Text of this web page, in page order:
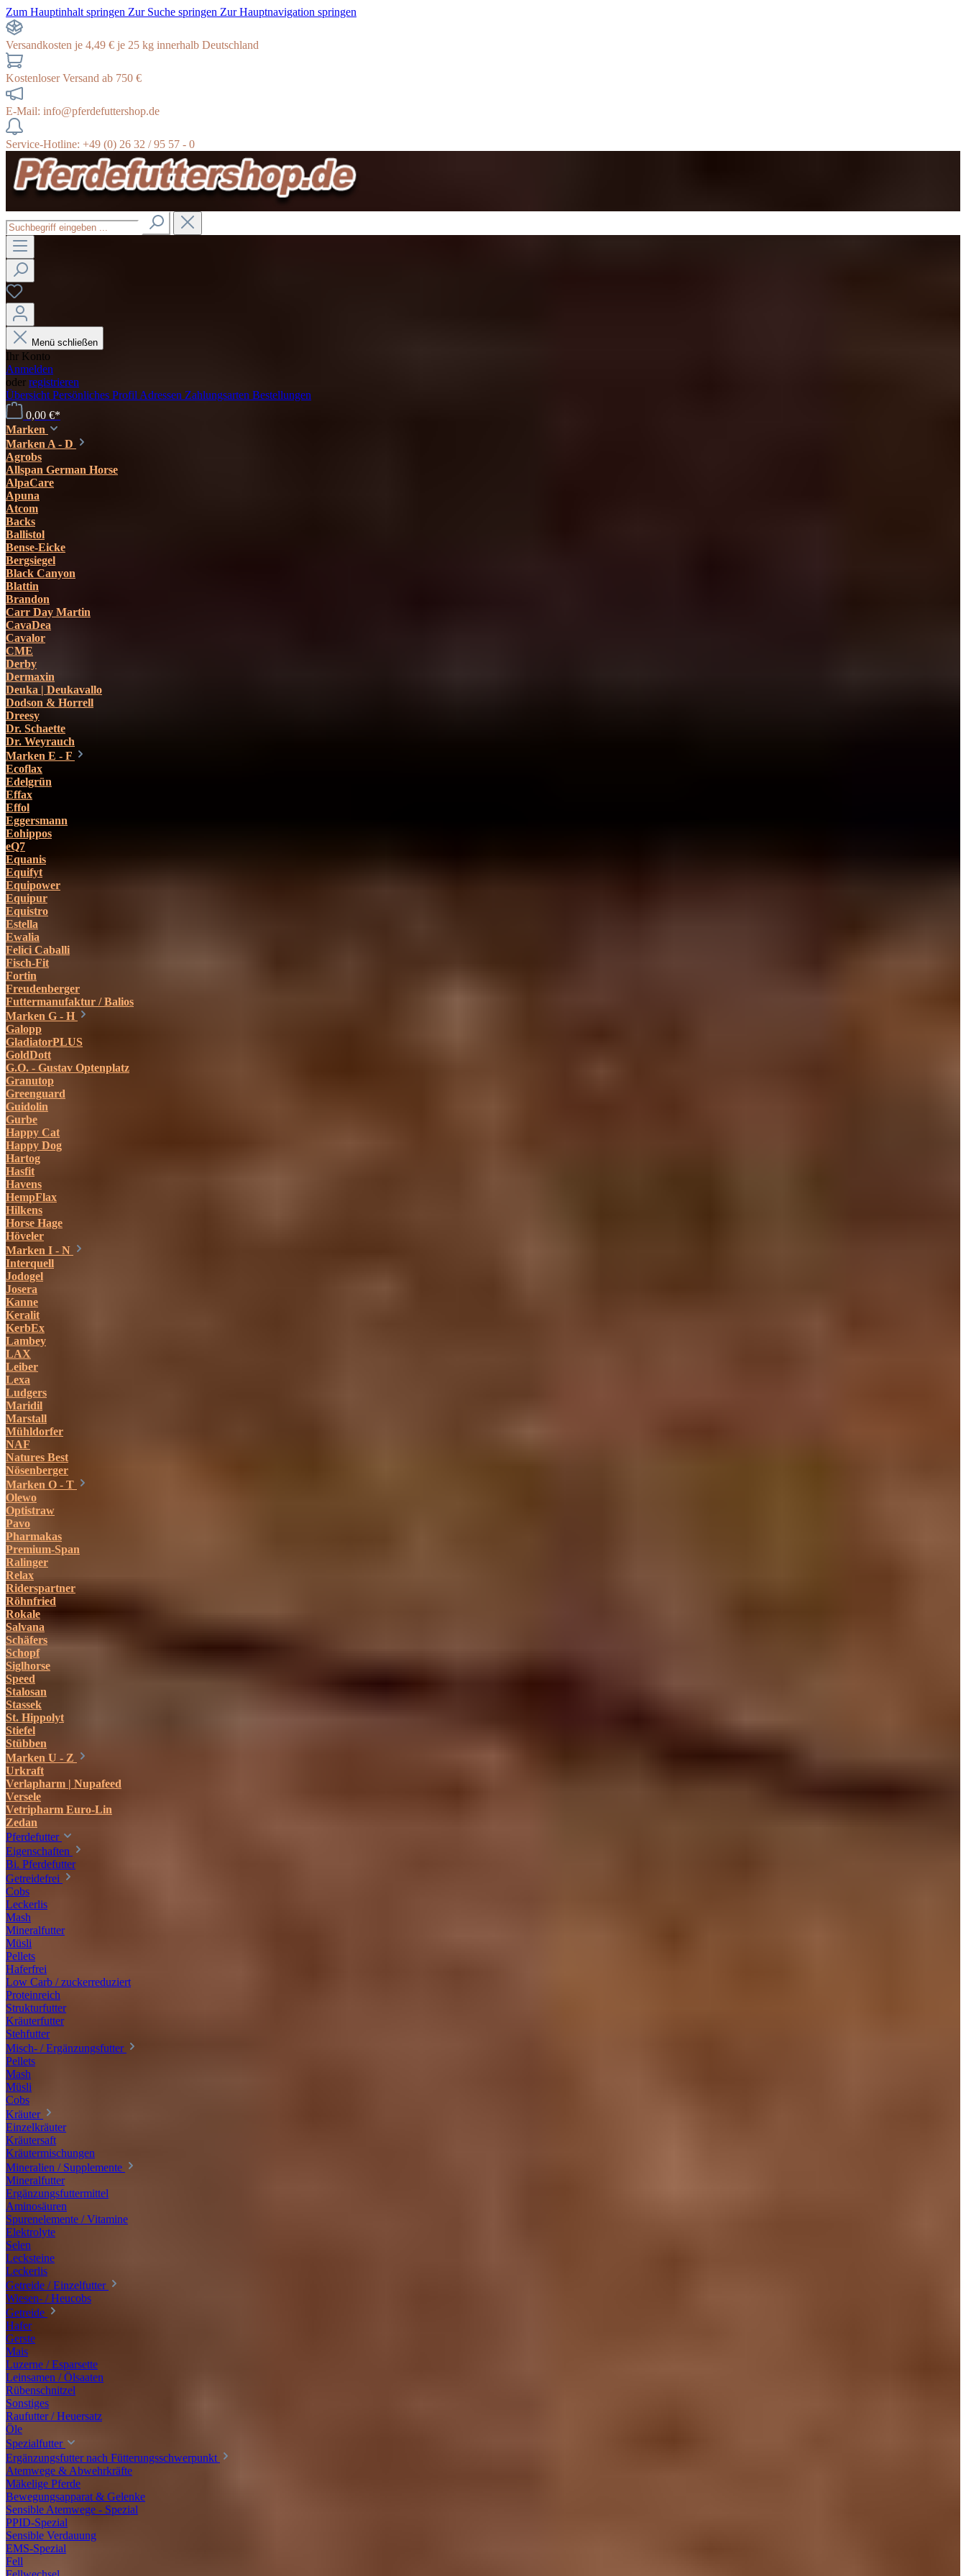
Zum Hauptinhalt springen Zur Suche springen Zur Hauptnavigation springen
Versandkosten je 4,49 € je 25 kg innerhalb Deutschland
Kostenloser Versand ab 750 €
E-Mail: info@pferdefuttershop.de
Service-Hotline: +49 (0) 26 32 / 95 57 - 0
Menü schließen
Ihr Konto
Anmelden
oder registrieren
Übersicht Persönliches Profil Adressen Zahlungsarten Bestellungen
0,00 €*
Marken
Marken A - D
Agrobs
Allspan German Horse
AlpaCare
Apuna
Atcom
Backs
Ballistol
Bense-Eicke
Bergsiegel
Black Canyon
Blattin
Brandon
Carr Day Martin
CavaDea
Cavalor
CME
Derby
Dermaxin
Deuka | Deukavallo
Dodson & Horrell
Dreesy
Dr. Schaette
Dr. Weyrauch
Marken E - F
Ecoflax
Edelgrün
Effax
Effol
Eggersmann
Eohippos
eQ7
Equanis
Equifyt
Equipower
Equipur
Equistro
Estella
Ewalia
Felici Caballi
Fisch-Fit
Fortin
Freudenberger
Futtermanufaktur / Balios
Marken G - H
Galopp
GladiatorPLUS
GoldDott
G.O. - Gustav Optenplatz
Granutop
Greenguard
Guidolin
Gurbe
Happy Cat
Happy Dog
Hartog
Hasfit
Havens
HempFlax
Hilkens
Horse Hage
Höveler
Marken I - N
Interquell
Jodogel
Josera
Kanne
Keralit
KerbEx
Lambey
LAX
Leiber
Lexa
Ludgers
Maridil
Marstall
Mühldorfer
NAF
Natures Best
Nösenberger
Marken O - T
Olewo
Optistraw
Pavo
Pharmakas
Premium-Span
Ralinger
Relax
Riderspartner
Röhnfried
Rokale
Salvana
Schäfers
Schopf
Siglhorse
Speed
Stalosan
Stassek
St. Hippolyt
Stiefel
Stübben
Marken U - Z
Urkraft
Verlapharm | Nupafeed
Versele
Vetripharm Euro-Lin
Zedan
Pferdefutter
Eigenschaften
Bi. Pferdefutter
Getreidefrei
Cobs
Leckerlis
Mash
Mineralfutter
Müsli
Pellets
Haferfrei
Low Carb / zuckerreduziert
Proteinreich
Strukturfutter
Kräuterfutter
Stehfutter
Misch- / Ergänzungsfutter
Pellets
Mash
Müsli
Cobs
Kräuter
Einzelkräuter
Kräutersaft
Kräutermischungen
Mineralien / Supplemente
Mineralfutter
Ergänzungsfuttermittel
Aminosäuren
Spurenelemente / Vitamine
Elektrolyte
Selen
Lecksteine
Leckerlis
Getreide / Einzelfutter
Wiesen- / Heucobs
Getreide
Hafer
Gerste
Mais
Luzerne / Esparsette
Leinsamen / Ölsaaten
Rübenschnitzel
Sonstiges
Raufutter / Heuersatz
Öle
Spezialfutter
Ergänzungsfutter nach Fütterungsschwerpunkt
Atemwege & Abwehrkräfte
Mäkelige Pferde
Bewegungsapparat & Gelenke
Sensible Atemwege - Spezial
PPID-Spezial
Sensible Verdauung
EMS-Spezial
Fell